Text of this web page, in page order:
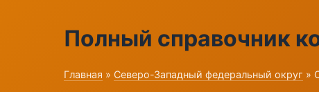
Полный справочник
Главная » Северо-Западный федеральный округ »